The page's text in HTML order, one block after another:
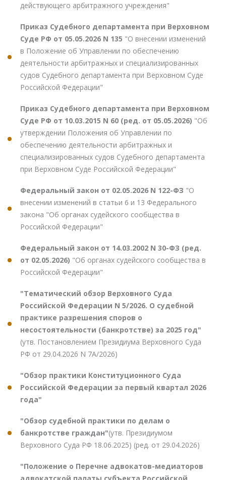
действующего арбитражного учреждения"
Приказ Судебного департамента при Верховном
Суде РФ от 05.05.2026 N 135 "О внесении изменений
в Положение об Управлении по обеспечению
деятельности арбитражных и специализированных
судов Судебного департамента при Верховном Суде
Российской Федерации"
Приказ Судебного департамента при Верховном
Суде РФ от 10.03.2015 N 60 (ред. от 05.05.2026) "Об
утверждении Положения об Управлении по
обеспечению деятельности арбитражных и
специализированных судов Судебного департамента
при Верховном Суде Российской Федерации"
Федеральный закон от 02.05.2026 N 122-ФЗ "О
внесении изменений в статьи 6 и 13 Федерального
закона "Об органах судейского сообщества в
Российской Федерации"
Федеральный закон от 14.03.2002 N 30-ФЗ (ред.
от 02.05.2026) "Об органах судейского сообщества в
Российской Федерации"
"Тематический обзор Верховного Суда
Российской Федерации N 5/2026. О судебной
практике разрешения споров о
несостоятельности (банкротстве) за 2025 год"
(утв. Постановлением Президиума Верховного Суда
РФ от 29.04.2026 N 7А/2026)
"Обзор практики Конституционного Суда
Российской Федерации за первый квартал 2026
года"
"Обзор судебной практики по делам о
банкротстве граждан"(утв. Президиумом
Верховного Суда РФ 18.06.2025) (ред. от 29.04.2026)
"Положение о Перечне адвокатов-медиаторов